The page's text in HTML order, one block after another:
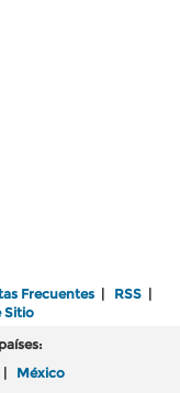
Frecuentes | RSS |
Sitio
| México